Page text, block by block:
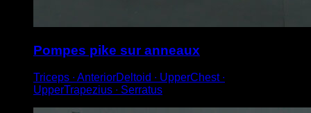
Pompes pike sur anneaux
Triceps ∙ AnteriorDeltoid ∙ UpperChest ∙
UpperTrapezius ∙ Serratus